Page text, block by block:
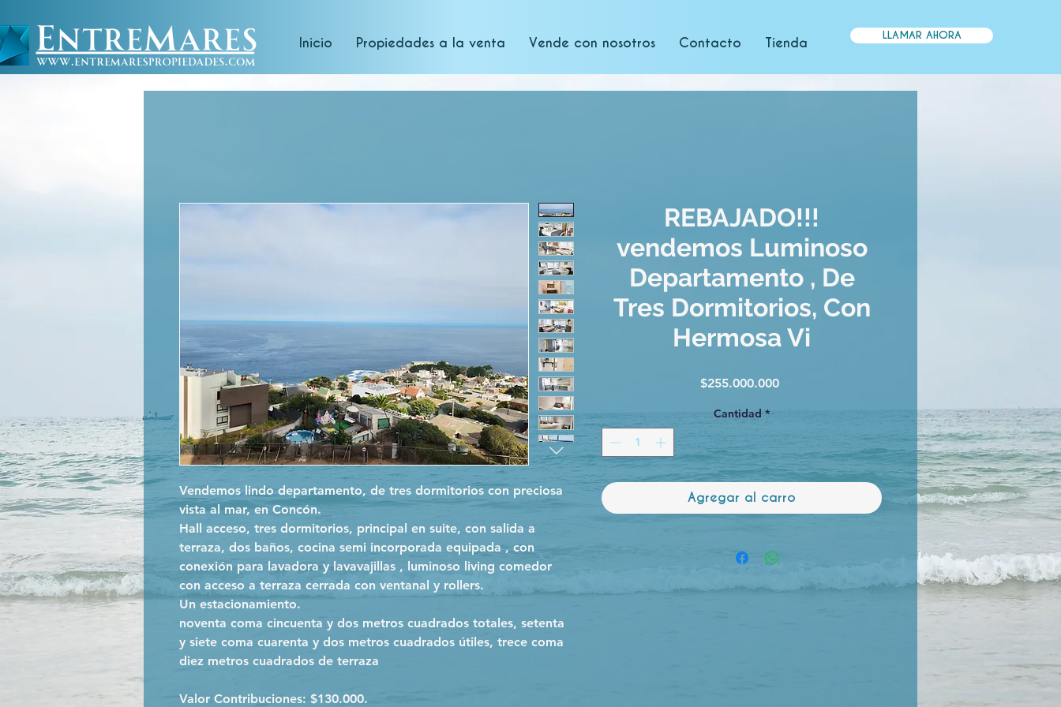
LLAMAR AHORA
Inicio Propiedades a la venta Vende con nosotros Contacto Tienda
Vendemos lindo departamento, de tres dormitorios con preciosa
vista al mar, en Concón.
Hall acceso, tres dormitorios, principal en suite, con salida a
terraza, dos baños, cocina semi incorporada equipada , con
conexión para lavadora y lavavajillas , luminoso living comedor
con acceso a terraza cerrada con ventanal y rollers.
Un estacionamiento.
noventa coma cincuenta y dos metros cuadrados totales, setenta
y siete coma cuarenta y dos metros cuadrados útiles, trece coma
diez metros cuadrados de terraza
Valor Contribuciones: $130.000.
REBAJADO!!!
vendemos Luminoso
Departamento , De
Tres Dormitorios, Con
Hermosa Vi
$255.000.000Precio
Cantidad *
Agregar al carro